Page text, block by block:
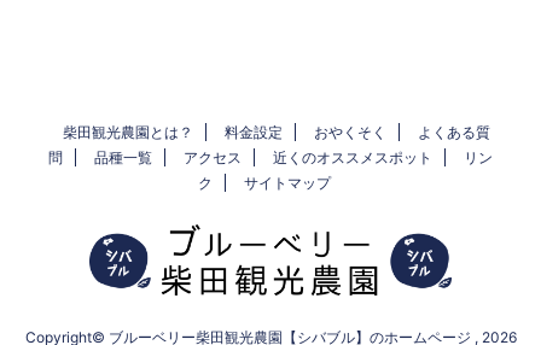
柴田観光農園とは？ 料金設定 おやくそく
よくある質
問
品種一覧 アクセス 近くのオススメスポット
リン
ク
サイトマップ
Copyright© ブルーベリー柴田観光農園【シバブル】のホームページ , 2026